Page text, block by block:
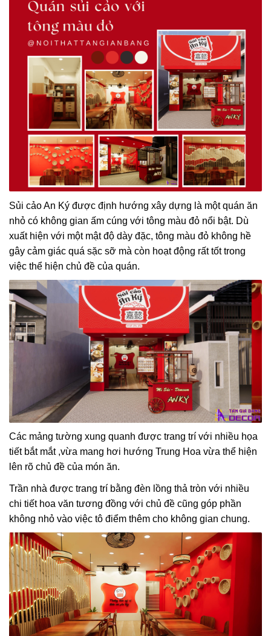
Sủi cảo An Ký được định hướng xây dựng là một quán ăn
nhỏ có không gian ấm cúng với tông màu đỏ nổi bật. Dù
xuất hiện với một mật độ dày đặc, tông màu đỏ không hề
gây cảm giác quá sặc sỡ mà còn hoạt động rất tốt trong
việc thể hiện chủ đề của quán.
Các mảng tường xung quanh được trang trí với nhiều họa
tiết bắt mắt ,vừa mang hơi hướng Trung Hoa vừa thể hiện
lên rõ chủ đề của món ăn.
Trần nhà được trang trí bằng đèn lồng thả tròn với nhiều
chi tiết hoa văn tương đồng với chủ đề cũng góp phần
không nhỏ vào việc tô điểm thêm cho không gian chung.